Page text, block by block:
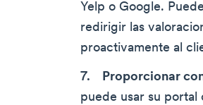
Yelp o Google.
redirigir las
proactivamente al
Proporcionar
puede usar su portal